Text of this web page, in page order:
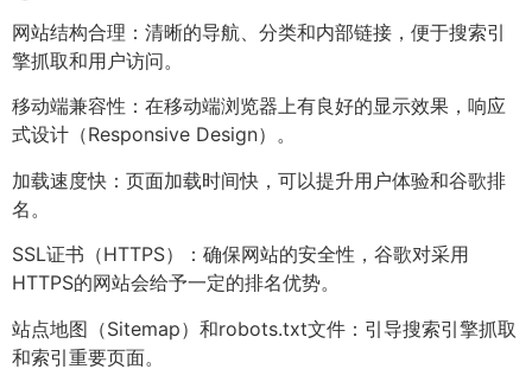
网站结构合理：清晰的导航、分类和内部链接，便于搜索引
擎抓取和用户访问。
移动端兼容性：在移动端浏览器上有良好的显示效果，响应
式设计（Responsive Design）。
加载速度快：页面加载时间快，可以提升用户体验和谷歌排
名。
SSL证书（HTTPS）：确保网站的安全性，谷歌对采用
HTTPS的网站会给予一定的排名优势。
站点地图（Sitemap）和robots.txt文件：引导搜索引擎抓取
和索引重要页面。